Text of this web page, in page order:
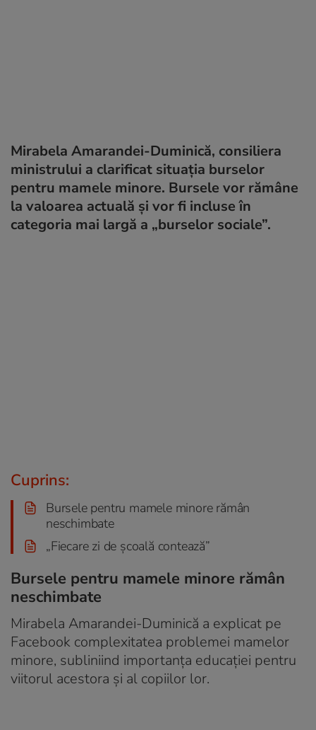
Mirabela Amarandei-Duminică, consiliera
ministrului a clarificat situația burselor
pentru mamele minore. Bursele vor rămâne
la valoarea actuală și vor fi incluse în
categoria mai largă a „burselor sociale”.
Cuprins:
Bursele pentru mamele minore rămân
neschimbate
„Fiecare zi de şcoală contează”
Bursele pentru mamele minore rămân
neschimbate
Mirabela Amarandei-Duminică a explicat pe
Facebook complexitatea problemei mamelor
minore, subliniind importanța educației pentru
viitorul acestora și al copiilor lor.